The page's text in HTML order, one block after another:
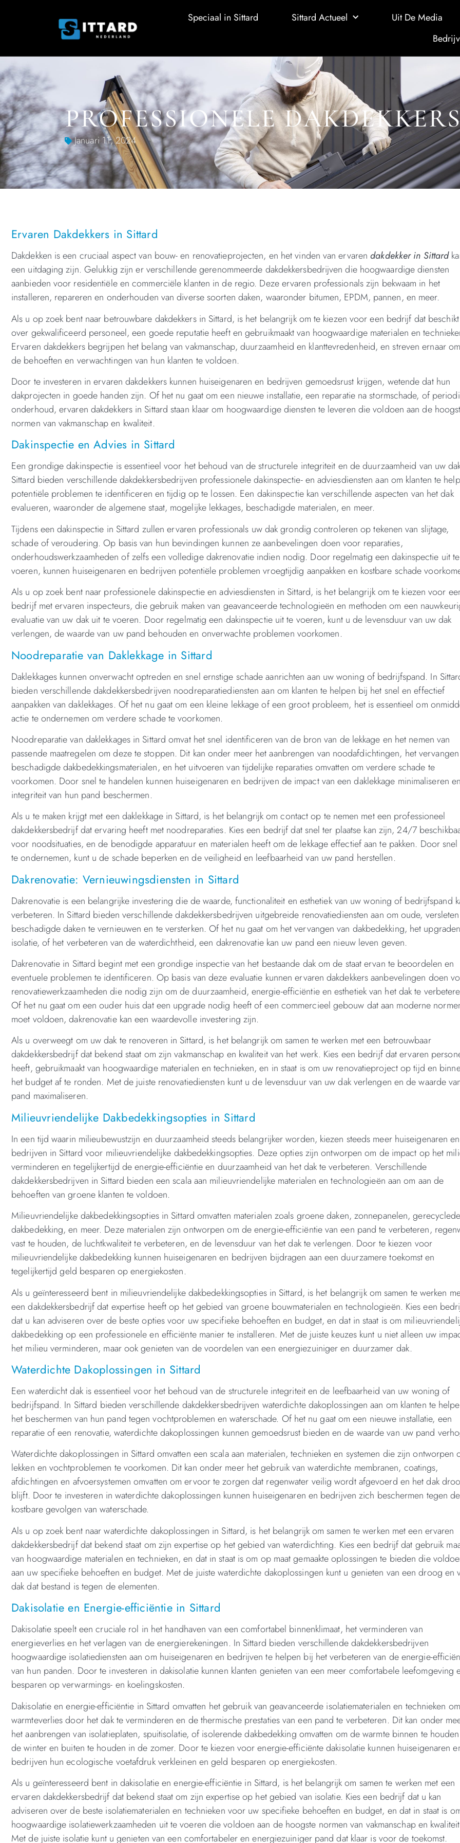
Speciaal in Sittard Sittard Actueel Uit De Media
PROFESSIONELE
Januari 11, 2024
Ervaren Dakdekkers in Sittard
Dakdekken is een cruciaal aspect van bouw- en renovatieprojecten, en het vinden van ervarendakdekker in Sittard
een uitdaging zijn. Gelukkig zijn er verschillende gerenommeerde dakdekkersbedrijven die hoogwaardige diensten
aanbieden voor residentiële en commerciële klanten in de regio. Deze ervaren professionals zijn bekwaam in het
installeren, repareren en onderhouden van diverse soorten daken, waaronder bitumen, EPDM, pannen, en meer.
Als u op zoek bent naar betrouwbare dakdekkers in Sittard, is het belangrijk om te kiezen voor een bedrijf dat beschikt
over gekwalificeerd personeel, een goede reputatie heeft en gebruikmaakt van hoogwaardige materialen en
Ervaren dakdekkers begrijpen het belang van vakmanschap, duurzaamheid en klanttevredenheid, en streven ernaar
de behoeften en verwachtingen van hun klanten te voldoen.
Door te investeren in ervaren dakdekkers kunnen huiseigenaren en bedrijven gemoedsrust krijgen, wetende dat hun
dakprojecten in goede handen zijn. Of het nu gaat om een nieuwe installatie, een reparatie na stormschade, of
onderhoud, ervaren dakdekkers in Sittard staan klaar om hoogwaardige diensten te leveren die voldoen aan de
normen van vakmanschap en kwaliteit.
Dakinspectie en Advies in Sittard
Een grondige dakinspectie is essentieel voor het behoud van de structurele integriteit en de duurzaamheid van uw
Sittard bieden verschillende dakdekkersbedrijven professionele dakinspectie- en adviesdiensten aan om klanten te
potentiële problemen te identificeren en tijdig op te lossen. Een dakinspectie kan verschillende aspecten van het dak
evalueren, waaronder de algemene staat, mogelijke lekkages, beschadigde materialen, en meer.
Tijdens een dakinspectie in Sittard zullen ervaren professionals uw dak grondig controleren op tekenen van slijtage,
schade of veroudering. Op basis van hun bevindingen kunnen ze aanbevelingen doen voor reparaties,
onderhoudswerkzaamheden of zelfs een volledige dakrenovatie indien nodig. Door regelmatig een dakinspectie uit te
voeren, kunnen huiseigenaren en bedrijven potentiële problemen vroegtijdig aanpakken en kostbare schade
Als u op zoek bent naar professionele dakinspectie en adviesdiensten in Sittard, is het belangrijk om te kiezen voor
bedrijf met ervaren inspecteurs, die gebruik maken van geavanceerde technologieën en methoden om een
evaluatie van uw dak uit te voeren. Door regelmatig een dakinspectie uit te voeren, kunt u de levensduur van uw dak
verlengen, de waarde van uw pand behouden en onverwachte problemen voorkomen.
Noodreparatie van Daklekkage in Sittard
Daklekkages kunnen onverwacht optreden en snel ernstige schade aanrichten aan uw woning of bedrijfspand. In
bieden verschillende dakdekkersbedrijven noodreparatiediensten aan om klanten te helpen bij het snel en effectief
aanpakken van daklekkages. Of het nu gaat om een kleine lekkage of een groot probleem, het is essentieel om
actie te ondernemen om verdere schade te voorkomen.
Noodreparatie van daklekkages in Sittard omvat het snel identificeren van de bron van de lekkage en het nemen van
passende maatregelen om deze te stoppen. Dit kan onder meer het aanbrengen van noodafdichtingen, het
beschadigde dakbedekkingsmaterialen, en het uitvoeren van tijdelijke reparaties omvatten om verdere schade te
voorkomen. Door snel te handelen kunnen huiseigenaren en bedrijven de impact van een daklekkage minimaliseren
integriteit van hun pand beschermen.
Als u te maken krijgt met een daklekkage in Sittard, is het belangrijk om contact op te nemen met een professioneel
dakdekkersbedrijf dat ervaring heeft met noodreparaties. Kies een bedrijf dat snel ter plaatse kan zijn, 24/7
voor noodsituaties, en de benodigde apparatuur en materialen heeft om de lekkage effectief aan te pakken. Door
te ondernemen, kunt u de schade beperken en de veiligheid en leefbaarheid van uw pand herstellen.
Dakrenovatie: Vernieuwingsdiensten in Sittard
Dakrenovatie is een belangrijke investering die de waarde, functionaliteit en esthetiek van uw woning of bedrijfspand
verbeteren. In Sittard bieden verschillende dakdekkersbedrijven uitgebreide renovatiediensten aan om oude,
beschadigde daken te vernieuwen en te versterken. Of het nu gaat om het vervangen van dakbedekking, het
isolatie, of het verbeteren van de waterdichtheid, een dakrenovatie kan uw pand een nieuw leven geven.
Dakrenovatie in Sittard begint met een grondige inspectie van het bestaande dak om de staat ervan te beoordelen en
eventuele problemen te identificeren. Op basis van deze evaluatie kunnen ervaren dakdekkers aanbevelingen doen
renovatiewerkzaamheden die nodig zijn om de duurzaamheid, energie-efficiëntie en esthetiek van het dak te
Of het nu gaat om een ouder huis dat een upgrade nodig heeft of een commercieel gebouw dat aan moderne
moet voldoen, dakrenovatie kan een waardevolle investering zijn.
Als u overweegt om uw dak te renoveren in Sittard, is het belangrijk om samen te werken met een betrouwbaar
dakdekkersbedrijf dat bekend staat om zijn vakmanschap en kwaliteit van het werk. Kies een bedrijf dat ervaren
heeft, gebruikmaakt van hoogwaardige materialen en technieken, en in staat is om uw renovatieproject op tijd en
het budget af te ronden. Met de juiste renovatiediensten kunt u de levensduur van uw dak verlengen en de waarde
pand maximaliseren.
Milieuvriendelijke Dakbedekkingsopties in Sittard
In een tijd waarin milieubewustzijn en duurzaamheid steeds belangrijker worden, kiezen steeds meer huiseigenaren en
bedrijven in Sittard voor milieuvriendelijke dakbedekkingsopties. Deze opties zijn ontworpen om de impact op het
verminderen en tegelijkertijd de energie-efficiëntie en duurzaamheid van het dak te verbeteren. Verschillende
dakdekkersbedrijven in Sittard bieden een scala aan milieuvriendelijke materialen en technologieën aan om aan de
behoeften van groene klanten te voldoen.
Milieuvriendelijke dakbedekkingsopties in Sittard omvatten materialen zoals groene daken, zonnepanelen, gerecyclede
dakbedekking, en meer. Deze materialen zijn ontworpen om de energie-efficiëntie van een pand te verbeteren,
vast te houden, de luchtkwaliteit te verbeteren, en de levensduur van het dak te verlengen. Door te kiezen voor
milieuvriendelijke dakbedekking kunnen huiseigenaren en bedrijven bijdragen aan een duurzamere toekomst en
tegelijkertijd geld besparen op energiekosten.
Als u geïnteresseerd bent in milieuvriendelijke dakbedekkingsopties in Sittard, is het belangrijk om samen te werken
een dakdekkersbedrijf dat expertise heeft op het gebied van groene bouwmaterialen en technologieën. Kies een
dat u kan adviseren over de beste opties voor uw specifieke behoeften en budget, en dat in staat is om
dakbedekking op een professionele en efficiënte manier te installeren. Met de juiste keuzes kunt u niet alleen uw
het milieu verminderen, maar ook genieten van de voordelen van een energiezuiniger en duurzamer dak.
Waterdichte Dakoplossingen in Sittard
Een waterdicht dak is essentieel voor het behoud van de structurele integriteit en de leefbaarheid van uw woning of
bedrijfspand. In Sittard bieden verschillende dakdekkersbedrijven waterdichte dakoplossingen aan om klanten te
het beschermen van hun pand tegen vochtproblemen en waterschade. Of het nu gaat om een nieuwe installatie, een
reparatie of een renovatie, waterdichte dakoplossingen kunnen gemoedsrust bieden en de waarde van uw pand
Waterdichte dakoplossingen in Sittard omvatten een scala aan materialen, technieken en systemen die zijn ontworpen
lekken en vochtproblemen te voorkomen. Dit kan onder meer het gebruik van waterdichte membranen, coatings,
afdichtingen en afvoersystemen omvatten om ervoor te zorgen dat regenwater veilig wordt afgevoerd en het dak
blijft. Door te investeren in waterdichte dakoplossingen kunnen huiseigenaren en bedrijven zich beschermen tegen de
kostbare gevolgen van waterschade.
Als u op zoek bent naar waterdichte dakoplossingen in Sittard, is het belangrijk om samen te werken met een ervaren
dakdekkersbedrijf dat bekend staat om zijn expertise op het gebied van waterdichting. Kies een bedrijf dat gebruik
van hoogwaardige materialen en technieken, en dat in staat is om op maat gemaakte oplossingen te bieden die
aan uw specifieke behoeften en budget. Met de juiste waterdichte dakoplossingen kunt u genieten van een droog en
dak dat bestand is tegen de elementen.
Dakisolatie en Energie-efficiëntie in Sittard
Dakisolatie speelt een cruciale rol in het handhaven van een comfortabel binnenklimaat, het verminderen van
energieverlies en het verlagen van de energierekeningen. In Sittard bieden verschillende dakdekkersbedrijven
hoogwaardige isolatiediensten aan om huiseigenaren en bedrijven te helpen bij het verbeteren van de energie-
van hun panden. Door te investeren in dakisolatie kunnen klanten genieten van een meer comfortabele leefomgeving
besparen op verwarmings- en koelingskosten.
Dakisolatie en energie-efficiëntie in Sittard omvatten het gebruik van geavanceerde isolatiematerialen en technieken om
warmteverlies door het dak te verminderen en de thermische prestaties van een pand te verbeteren. Dit kan onder
het aanbrengen van isolatieplaten, spuitisolatie, of isolerende dakbedekking omvatten om de warmte binnen te
de winter en buiten te houden in de zomer. Door te kiezen voor energie-efficiënte dakisolatie kunnen huiseigenaren
bedrijven hun ecologische voetafdruk verkleinen en geld besparen op energiekosten.
Als u geïnteresseerd bent in dakisolatie en energie-efficiëntie in Sittard, is het belangrijk om samen te werken met een
ervaren dakdekkersbedrijf dat bekend staat om zijn expertise op het gebied van isolatie. Kies een bedrijf dat u kan
adviseren over de beste isolatiematerialen en technieken voor uw specifieke behoeften en budget, en dat in staat is
hoogwaardige isolatiewerkzaamheden uit te voeren die voldoen aan de hoogste normen van vakmanschap en
Met de juiste isolatie kunt u genieten van een comfortabeler en energiezuiniger pand dat klaar is voor de toekomst.